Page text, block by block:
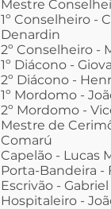
Mestre
1º Conselheiro -
Denardin
2º Conselheiro -
1º Diácono -
2º Diácono -
1º Mordomo -
2º Mordomo -
Mestre de
Comarú
Capelão - Lucas
Porta-Bandeira -
Escrivão -
Hospitaleiro -